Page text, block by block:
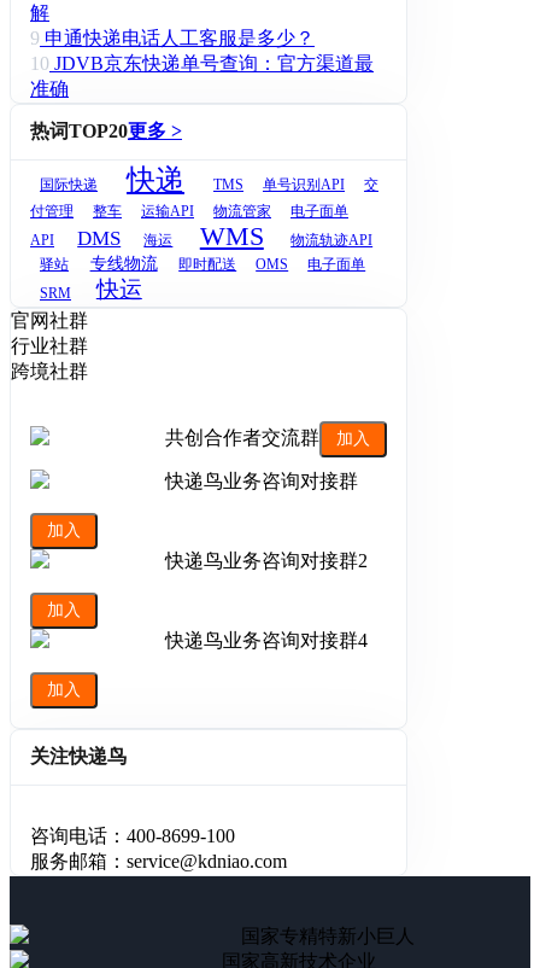
解
9 申通快递电话人工客服是多少？
10 JDVB京东快递单号查询：官方渠道最
准确
热词TOP20更多 >
国际快递 快递 TMS 单号识别API
交
付管理
整车 运输API 物流管家
电子面单
API
DMS 海运 WMS
物流轨迹API
驿站
专线物流 即时配送 OMS
电子面单
SRM
快运
官网社群
行业社群
跨境社群
共创合作者交流群 加入
快递鸟业务咨询对接群
加入
快递鸟业务咨询对接群2
加入
快递鸟业务咨询对接群4
加入
关注快递鸟
咨询电话：400-8699-100
服务邮箱：service@kdniao.com
国家专精特新小巨人
国家高新技术企业